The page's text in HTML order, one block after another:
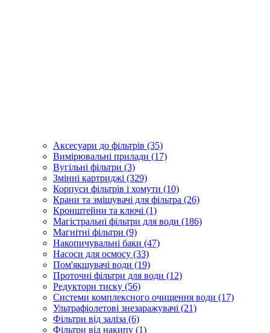
Аксесуари до фільтрів (35)
Вимірювальні прилади (17)
Вугільні фільтри (3)
Змінні картриджі (329)
Корпуси фільтрів і хомути (10)
Крани та змішувачі для фільтра (26)
Кронштейни та ключі (1)
Магістральні фільтри для води (186)
Магнітні фільтри (9)
Накопичувальні баки (47)
Насоси для осмосу (33)
Пом'якшувачі води (19)
Проточні фільтри для води (12)
Редуктори тиску (56)
Системи комплексного очищення води (17)
Ультрафіолетові знезаражувачі (21)
Фільтри від заліза (6)
Фільтри від накипу (1)